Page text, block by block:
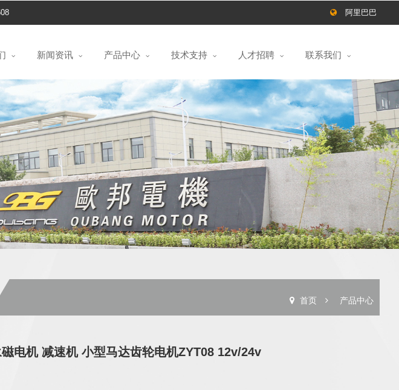
阿里巴巴
新闻资讯 产品中心 技术支持 人才招聘 联系我们
首页 产品中心
电机 减速机 小型马达齿轮电机ZYT08 12v/24v